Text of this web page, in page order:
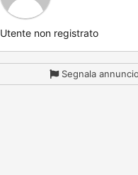
Utente non registrato
Segnala annuncio